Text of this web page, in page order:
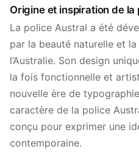
Origine et inspiration de la
La police Austral a été
par la beauté naturelle et
l’Australie. Son design
la fois fonctionnelle et
nouvelle ère de
caractère de la police
conçu pour exprimer une
contemporaine.